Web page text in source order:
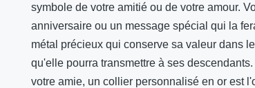
symbole de votre amitié ou de votre amour.
anniversaire ou un message spécial qui la
métal précieux qui conserve sa valeur dans
qu'elle pourra transmettre à ses
votre amie, un collier personnalisé en or est